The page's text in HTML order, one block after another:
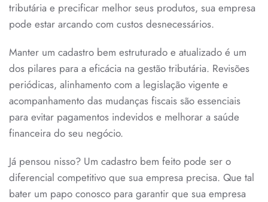
tributária e precificar melhor seus produtos, sua empresa
pode estar arcando com custos desnecessários.
Manter um cadastro bem estruturado e atualizado é um
dos pilares para a eficácia na gestão tributária. Revisões
periódicas, alinhamento com a legislação vigente e
acompanhamento das mudanças fiscais são essenciais
para evitar pagamentos indevidos e melhorar a saúde
financeira do seu negócio.
Já pensou nisso? Um cadastro bem feito pode ser o
diferencial competitivo que sua empresa precisa. Que tal
bater um papo conosco para garantir que sua empresa